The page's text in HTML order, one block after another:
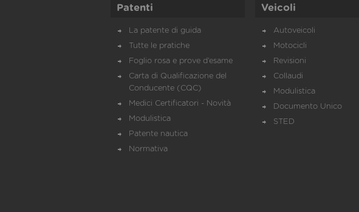
Patenti
La patente di guida
Tutte le pratiche
Foglio rosa e prove d’esame
Carta di Qualificazione del
Conducente (CQC)
Medici Certificatori - Novità
Modulistica
Patente nautica
Normativa
Veicoli
Autoveicoli
Motocicli
Revisioni
Collaudi
Modulistica
Documento Unico
STED